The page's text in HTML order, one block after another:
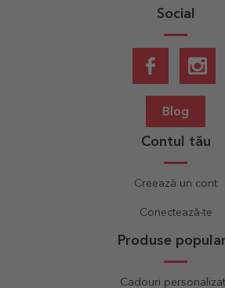
Social
Blog
Contul tău
Creează un cont
Conectează-te
Produse
Cadouri